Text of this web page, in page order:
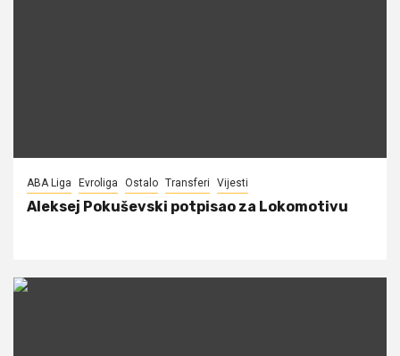
ABA Liga Evroliga Ostalo Transferi Vijesti
Aleksej Pokuševski potpisao za Lokomotivu